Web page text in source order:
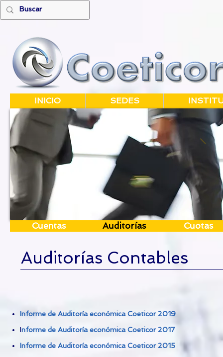
INICIO SEDES
Cuentas Auditorías Cuotas
Auditorías Contables
Informe de Auditoría económica Coeticor 2019
Informe de Auditoría económica Coeticor 2017
Informe de Auditoría económica Coeticor 2015